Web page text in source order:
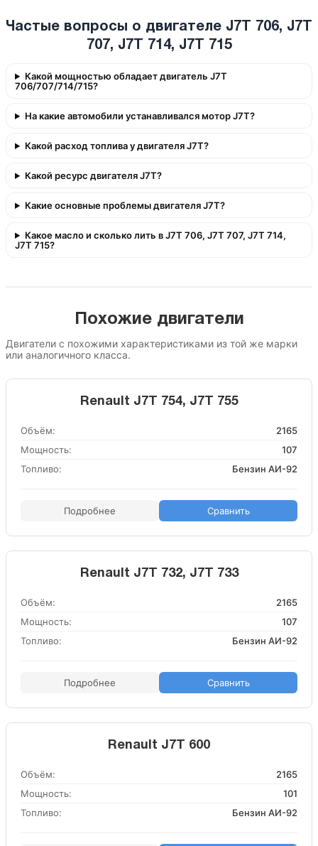
Частые вопросы о двигателе J7T 706, J7T
707, J7T 714, J7T 715
Какой мощностью обладает двигатель J7T
706/707/714/715?
На какие автомобили устанавливался мотор J7T?
Какой расход топлива у двигателя J7T?
Какой ресурс двигателя J7T?
Какие основные проблемы двигателя J7T?
Какое масло и сколько лить в J7T 706, J7T 707, J7T 714,
J7T 715?
Похожие двигатели
Двигатели с похожими характеристиками из той же марки
или аналогичного класса.
Renault J7T 754, J7T 755
Объём:
2165
Мощность:
107
Топливо:
Бензин АИ-92
Подробнее Сравнить
Renault J7T 732, J7T 733
Объём:
2165
Мощность:
107
Топливо:
Бензин АИ-92
Подробнее Сравнить
Renault J7T 600
Объём:
2165
Мощность:
101
Топливо:
Бензин АИ-92